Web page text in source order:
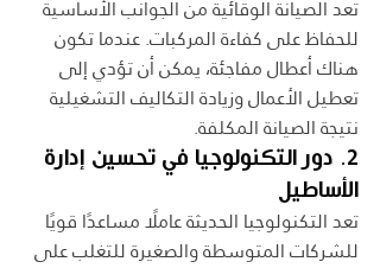
تعد الصيانة الوقائية من الجوانب الأساسية
للحفاظ على كفاءة المركبات. عندما تكون
هناك أعطال مفاجئة، يمكن أن تؤدي إلى
تعطيل الأعمال وزيادة التكاليف التشغيلية
نتيجة الصيانة المكلفة.
2. دور التكنولوجيا في تحسين إدارة
الأساطيل
تعد التكنولوجيا الحديثة عاملًا مساعدًا قويًا
للشركات المتوسطة والصغيرة للتغلب على